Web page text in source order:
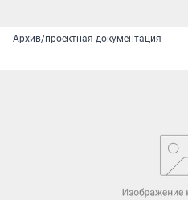
Архив/проектная документация